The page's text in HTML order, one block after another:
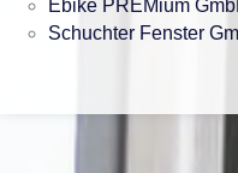
Ebike PREMium
Schuchter Fenster